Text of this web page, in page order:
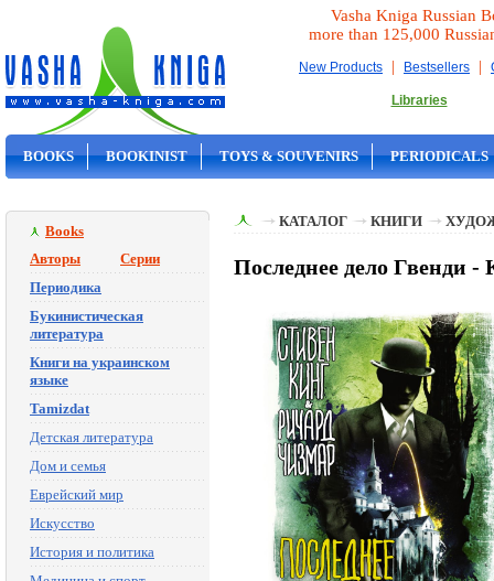
Vasha Kniga Russian
more than 125,000
New Products | Bestsellers |
Libraries
BOOKS BOOKINIST TOYS & SOUVENIRS PERIODICALS
Books
Авторы
Серии
Периодика
Букинистическая
литература
Книги на украинском
языке
Tamizdat
Детская литература
Дом и семья
Еврейский мир
Искусство
История и политика
КАТАЛОГ КНИГИ
Последнее дело Гвенди